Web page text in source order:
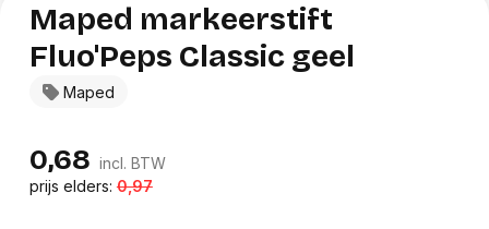
Maped
Maped markeerstift
Fluo'Peps Classic geel
0,68 incl. BTW
prijs elders:0,97